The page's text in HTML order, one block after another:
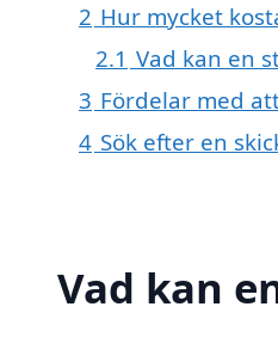
2 Hur mycket
2.1 Vad kan en
3 Fördelar med
4 Sök efter en
Vad kan